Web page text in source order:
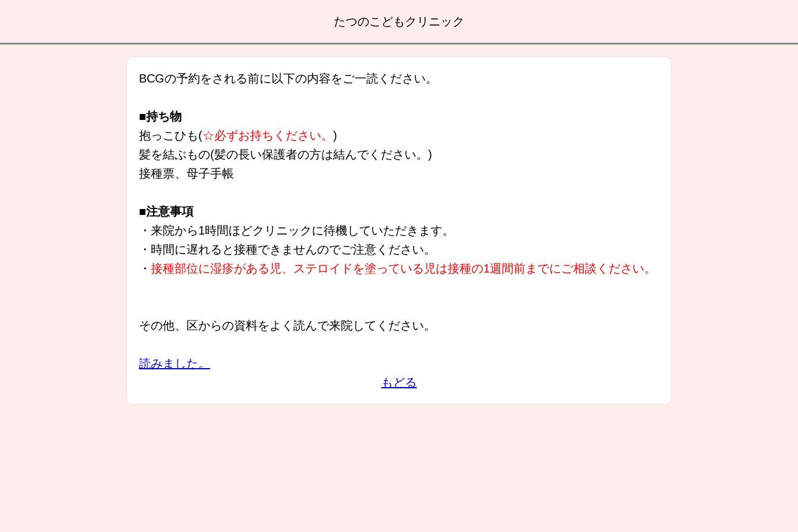
たつのこどもクリニック
BCGの予約をされる前に以下の内容をご一読ください。
■持ち物
抱っこひも(☆必ずお持ちください。 )
髪を結ぶもの(髪の長い保護者の方は結んでください。)
接種票、母子手帳
■注意事項
・来院から1時間ほどクリニックに待機していただきます。
・時間に遅れると接種できませんのでご注意ください。
・ 接種部位に湿疹がある児、ステロイドを塗っている児は接種の1週間前までにご相談ください。
その他、区からの資料をよく読んで来院してください。
読みました。
もどる